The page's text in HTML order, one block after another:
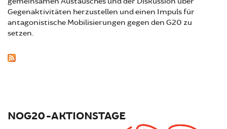
Gegenaktivitäten herzustellen und einen Impuls für
antagonistische Mobilisierungen gegen den G20 zu
setzen.
NOG20-AKTIONSTAGE